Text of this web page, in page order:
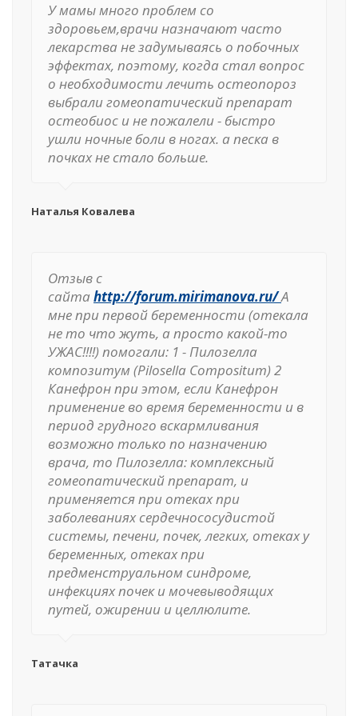
У мамы много проблем со
здоровьем,врачи назначают часто
лекарства не задумываясь о побочных
эффектах, поэтому, когда стал вопрос
о необходимости лечить остеопороз
выбрали гомеопатический препарат
остеобиос и не пожалели - быстро
ушли ночные боли в ногах. а песка в
почках не стало больше.
Наталья Ковалева
Отзыв с
сайта http://forum.mirimanova.ru/А
мне при первой беременности (отекала
не то что жуть, а просто какой-то
УЖАС!!!!) помогали: 1 - Пилозелла
композитум (Pilosella Compositum) 2
Канефрон при этом, если Канефрон
применение во время беременности и в
период грудного вскармливания
возможно только по назначению
врача, то Пилозелла: комплексный
гомеопатический препарат, и
применяется при отеках при
заболеваниях сердечнососудистой
системы, печени, почек, легких, отеках у
беременных, отеках при
предменструальном синдроме,
инфекциях почек и мочевыводящих
путей, ожирении и целлюлите.
Татачка